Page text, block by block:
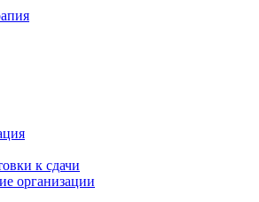
к сдачи
организации